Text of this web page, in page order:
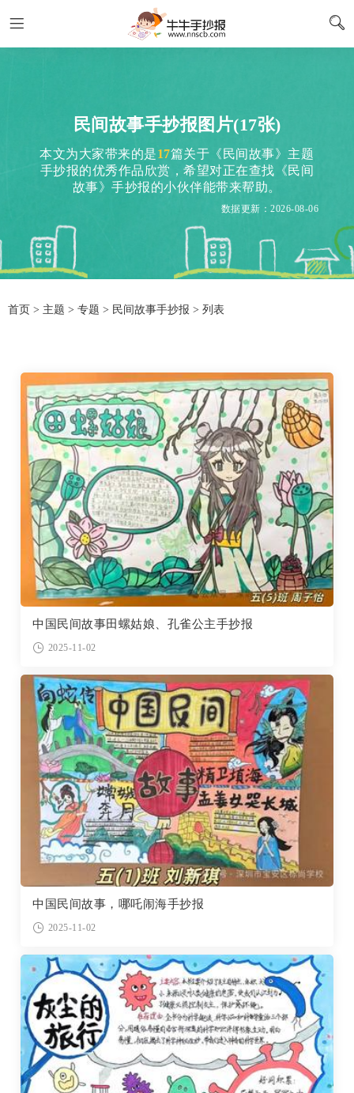
民间故事手抄报图片(17张)
本文为大家带来的是17篇关于《民间故事》主题
手抄报的优秀作品欣赏，希望对正在查找《民间
故事》手抄报的小伙伴能带来帮助。
数据更新：2026-08-06
首页 > 主题 > 专题 > 民间故事手抄报 > 列表
中国民间故事田螺姑娘、孔雀公主手抄报
2025-11-02
中国民间故事，哪吒闹海手抄报
2025-11-02